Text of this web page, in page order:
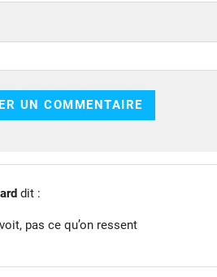
dit :
pas ce qu’on ressent